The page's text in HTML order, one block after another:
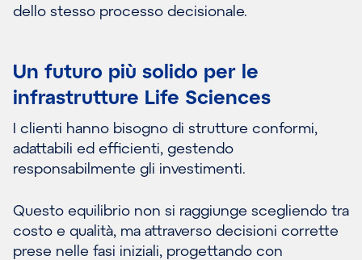
dello stesso processo decisionale.
Un futuro più solido per le
infrastrutture Life Sciences
I clienti hanno bisogno di strutture conformi,
adattabili ed efficienti, gestendo
responsabilmente gli investimenti.
Questo equilibrio non si raggiunge scegliendo tra
costo e qualità, ma attraverso decisioni corrette
prese nelle fasi iniziali, progettando con